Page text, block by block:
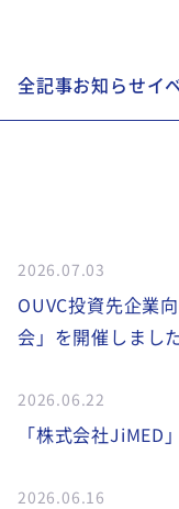
全記事お知らせイ
2026.07.03
OUVC投資先企業
会」を開催しまし
2026.06.22
「株式会社JiMED
2026.06.16